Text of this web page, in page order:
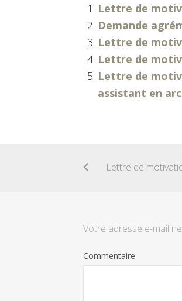
Lettre de
Demande
Lettre de
Lettre de
Lettre de
assistant en
Votre adresse e-mail
Commentaire